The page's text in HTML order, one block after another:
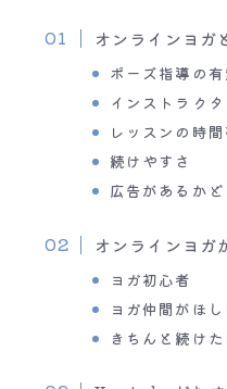
オンラインヨ
ポーズ指導の有
インストラク
レッスンの時間
続けやすさ
広告があるか
オンラインヨガ
ヨガ初心者
ヨガ仲間がほし
きちんと続けた